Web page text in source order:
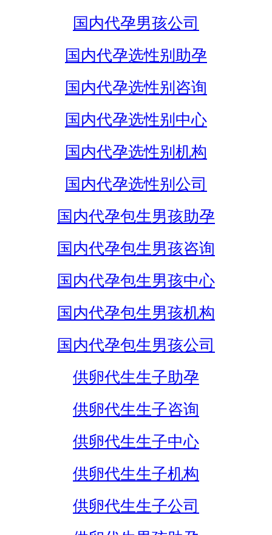
国内代孕男孩公司
国内代孕选性别助孕
国内代孕选性别咨询
国内代孕选性别中心
国内代孕选性别机构
国内代孕选性别公司
国内代孕包生男孩助孕
国内代孕包生男孩咨询
国内代孕包生男孩中心
国内代孕包生男孩机构
国内代孕包生男孩公司
供卵代生生子助孕
供卵代生生子咨询
供卵代生生子中心
供卵代生生子机构
供卵代生生子公司